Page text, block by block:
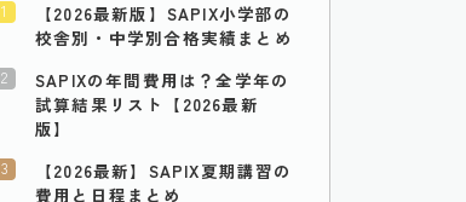
【2026最新版】SAPIX小学部の
校舎別・中学別合格実績まとめ
SAPIXの年間費用は？全学年の
試算結果リスト【2026最新
版】
【2026最新】SAPIX夏期講習の
費用と日程まとめ